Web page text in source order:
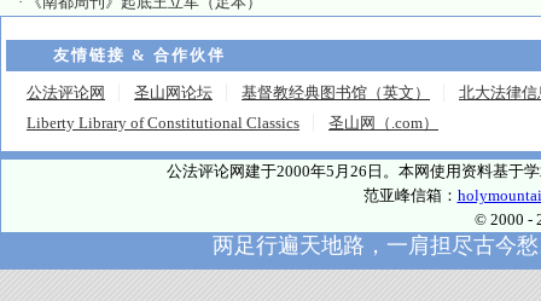
友情链接 & 合作伙伴
公法评论网 圣山网论坛 基督教经典图书馆（英文）
北大法律信
Liberty Library of Constitutional Classics
圣山网（.com）
公法评论网建于2000年5月26日。本网使用资料基于
范亚峰信箱：
© 2000 -
两足行遍天地路，一肩担尽古今